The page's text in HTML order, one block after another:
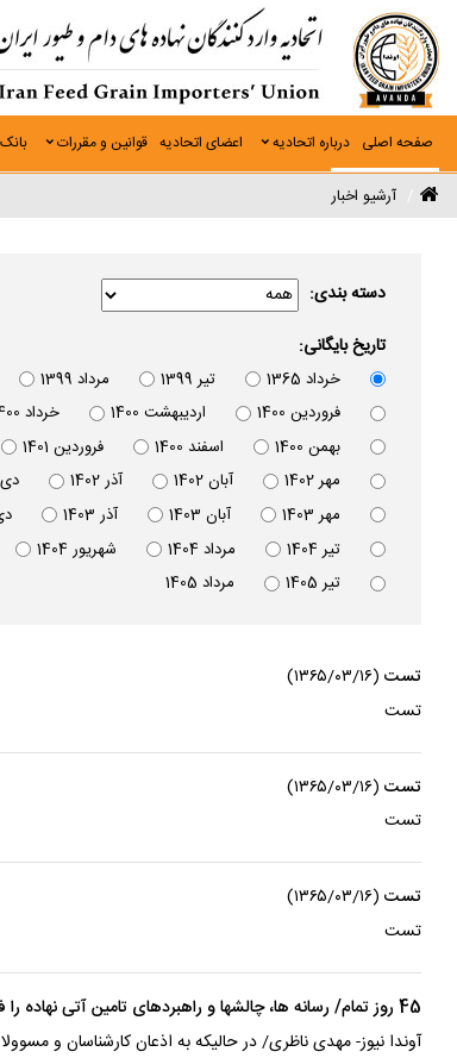
صفحه اصلی درباره اتحادیه اعضای اتحادیه قوانین و مقررات
آرشیو اخبار
دسته بندی:
تاریخ بایگانی:
خرداد 1365 تير 1399 مرداد 1399
فروردين 1400
ارديبهشت 1400 خرداد 1400
بهمن 1400
اسفند 1400 فروردين 1401
مهر 1402
آبان 1402 آذر 1402 دی 1402
مهر 1403
آبان 1403 آذر 1403 دی
تير 1404
مرداد 1404 شهريور 1404
تير 1405
مرداد 1405
تست (۱۳۶۵/۰۳/۱۶)
تست
تست (۱۳۶۵/۰۳/۱۶)
تست
تست (۱۳۶۵/۰۳/۱۶)
تست
45 روز تمام/ رسانه ها، چالشها و راهبردهای تامین آتی نهاده را فریاد زدند!
آوندا نیوز- مهدی ناظری/ در حالیکه به اذعان کارشناسان و